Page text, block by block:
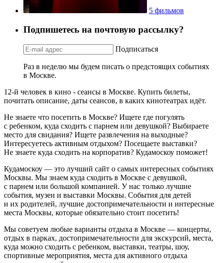
5 фильмов
Подпишетесь на почтовую рассылку?
Подписаться
Раз в неделю мы будем писать о предстоящих событиях
в Москве.
12-й человек в кино - сеансы в Москве. Купить билеты,
почитать описание, даты сеансов, в каких кинотеатрах идёт.
Не знаете что посетить в Москве? Ищете где погулять
с ребенком, куда сходить с парнем или девушкой? Выбираете
место для свидания? Ищете развлечения на выходные?
Интересуетесь активным отдыхом? Посещаете выставки?
Не знаете куда сходить на корпоратив? Кудамоскоу поможет!
Кудамоскоу — это лучший сайт о самых интересных событиях
Москвы. Мы знаем куда сходить в Москве с девушкой,
с парнем или большой компанией. У нас только лучшие
события, музеи и выставки Москвы. События для детей
и их родителей, лучшие достопримечательности и интересные
места Москвы, которые обязательно стоит посетить!
Мы советуем любые варианты отдыха в Москве — концерты,
отдых в парках, достопримечательности для экскурсий, места,
куда можно сходить с ребенком, выставки, театры, шоу,
спортивные мероприятия, места для активного отдыха